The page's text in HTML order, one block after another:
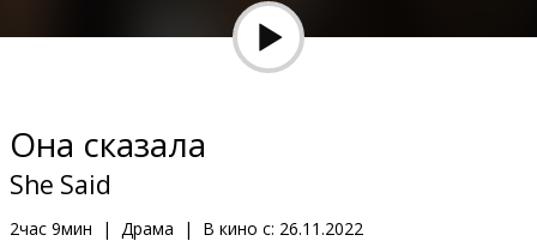
Клуб
Она сказала
She Said
2час 9мин | Драма | В кино с: 26.11.2022